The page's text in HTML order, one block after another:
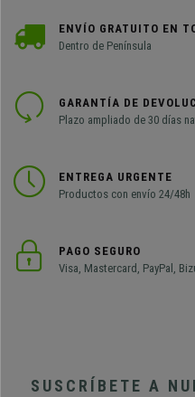
ENVÍO GRATUITO EN
Dentro de Península
GARANTÍA DE
Plazo ampliado de 30 días
ENTREGA URGENTE
Productos con envío 24/48h
PAGO SEGURO
Visa, Mastercard, PayPal,
SUSCRÍBETE A